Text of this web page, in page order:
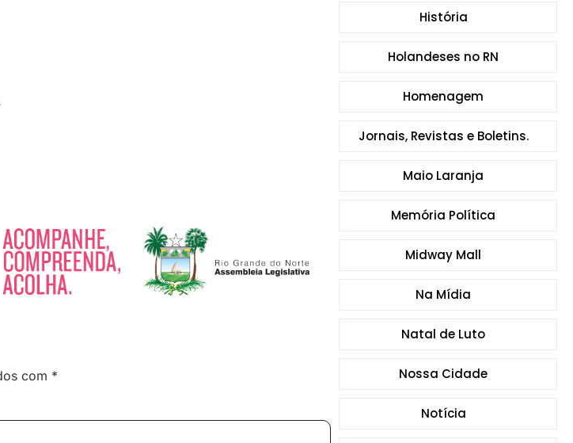
História
Holandeses no RN
Homenagem
Jornais, Revistas e Boletins.
Maio Laranja
Memória Política
Midway Mall
Na Mídia
Natal de Luto
Nossa Cidade
Notícia
com *